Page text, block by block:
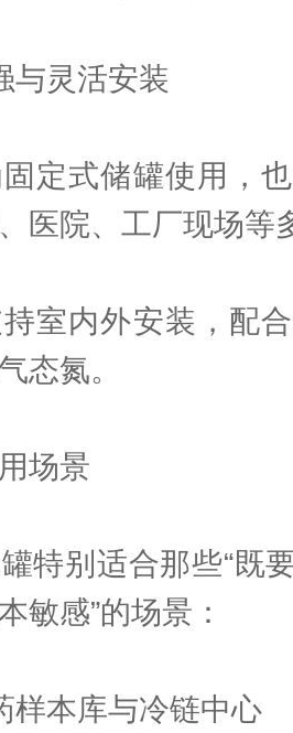
与灵活安装
定式储罐使用，
医院、工厂现场等
室内外安装，配
态氮。
场景
特别适合那些“既
敏感”的场景：
样本库与冷链中心